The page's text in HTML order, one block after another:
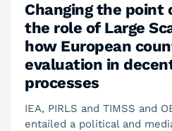
Changing the point
the role of Large
how European
evaluation in
processes
IEA, PIRLS and TIMSS and
entailed a political and